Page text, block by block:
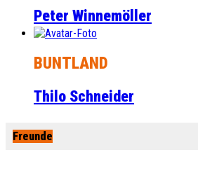
Peter Winnemöller
BUNTLAND
Thilo Schneider
Freunde